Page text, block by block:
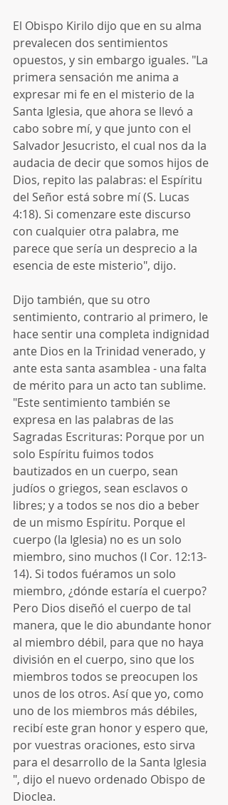
El Obispo Kirilo dijo que en su alma
prevalecen dos sentimientos
opuestos, y sin embargo iguales. "La
primera sensación me anima a
expresar mi fe en el misterio de la
Santa Iglesia, que ahora se llevó a
cabo sobre mí, y que junto con el
Salvador Jesucristo, el cual nos da la
audacia de decir que somos hijos de
Dios, repito las palabras: el Espíritu
del Señor está sobre mí (S. Lucas
4:18). Si comenzare este discurso
con cualquier otra palabra, me
parece que sería un desprecio a la
esencia de este misterio", dijo.
Dijo también, que su otro
sentimiento, contrario al primero, le
hace sentir una completa indignidad
ante Dios en la Trinidad venerado, y
ante esta santa asamblea - una falta
de mérito para un acto tan sublime.
"Este sentimiento también se
expresa en las palabras de las
Sagradas Escrituras: Porque por un
solo Espíritu fuimos todos
bautizados en un cuerpo, sean
judíos o griegos, sean esclavos o
libres; y a todos se nos dio a beber
de un mismo Espíritu. Porque el
cuerpo (la Iglesia) no es un solo
miembro, sino muchos (I Cor. 12:13-
14). Si todos fuéramos un solo
miembro, ¿dónde estaría el cuerpo?
Pero Dios diseñó el cuerpo de tal
manera, que le dio abundante honor
al miembro débil, para que no haya
división en el cuerpo, sino que los
miembros todos se preocupen los
unos de los otros. Así que yo, como
uno de los miembros más débiles,
recibí este gran honor y espero que,
por vuestras oraciones, esto sirva
para el desarrollo de la Santa Iglesia
", dijo el nuevo ordenado Obispo de
Dioclea.